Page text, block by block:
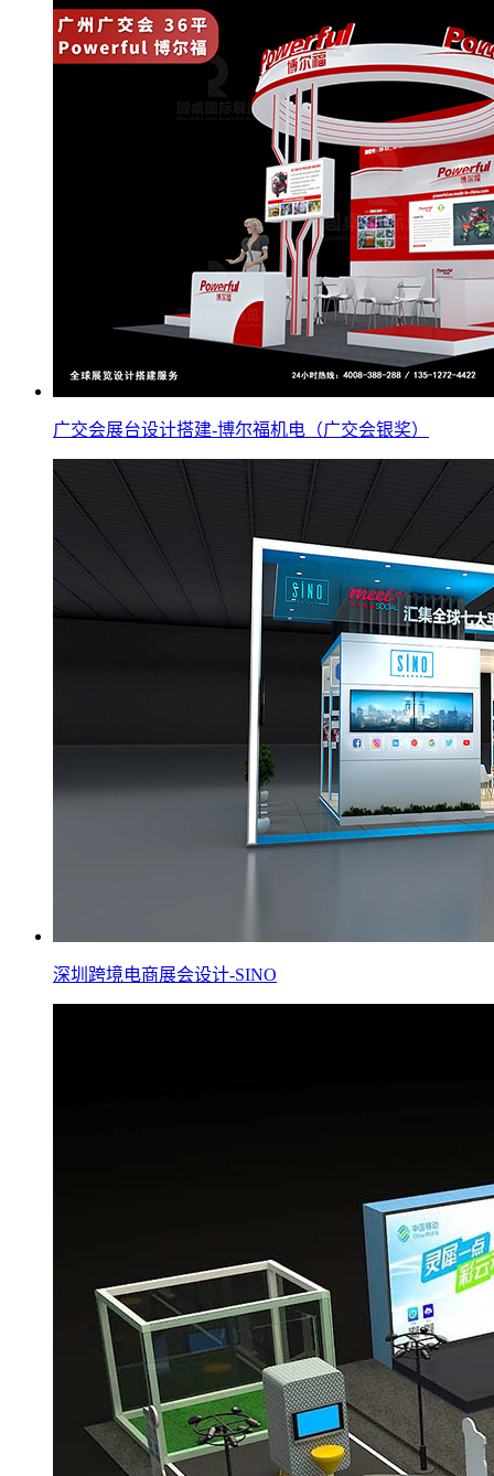
广交会展台设计搭建-博尔福机电（广交会银奖）
深圳跨境电商展会设计-SINO